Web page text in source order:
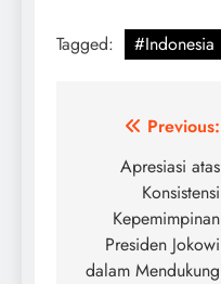
Tagged: #Indonesia
Post
navigation
Previous:
Apresiasi atas
Konsistensi
Kepemimpinan
Presiden Jokowi
dalam Mendukung